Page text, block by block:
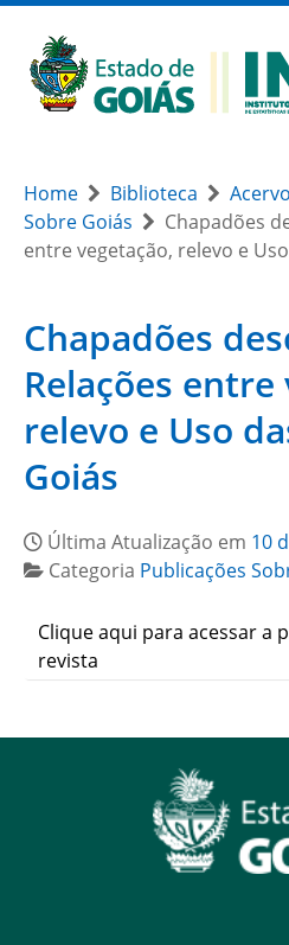
Home Biblioteca
Sobre Goiás
Chapadões
entre vegetação, relevo e
Chapadões
Relações entre
relevo e Uso
Goiás
Última Atualização em 10
Categoria Publicações
Clique aqui para acessar a
revista